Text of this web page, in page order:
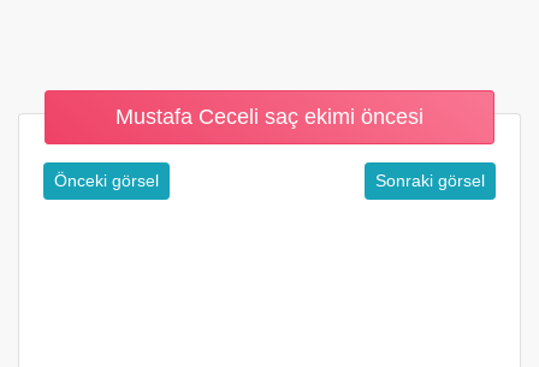
Mustafa Ceceli saç ekimi öncesi
Önceki görsel Sonraki görsel